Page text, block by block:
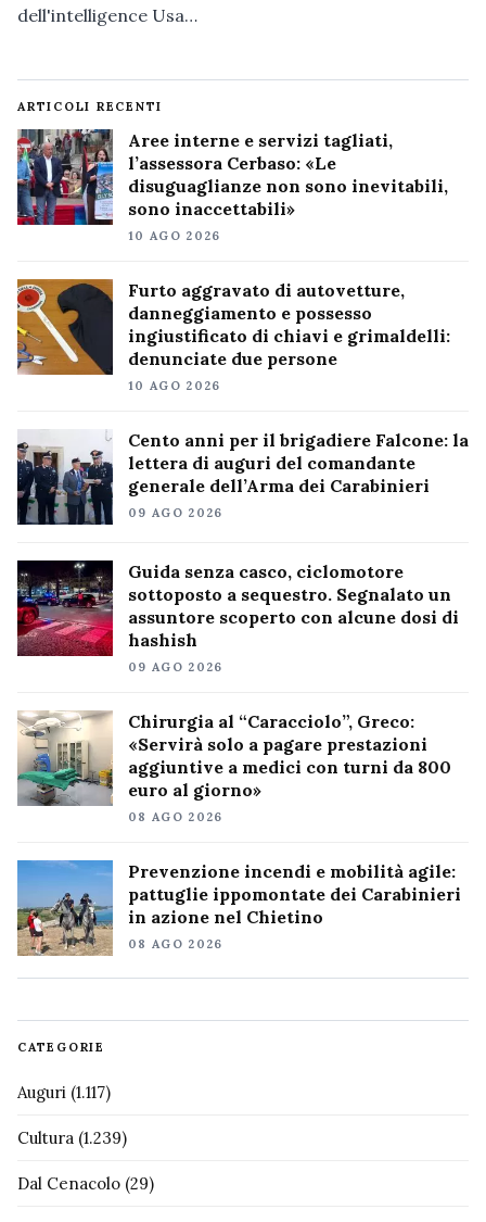
dell'intelligence Usa…
ARTICOLI RECENTI
Aree interne e servizi tagliati,
l’assessora Cerbaso: «Le
disuguaglianze non sono inevitabili,
sono inaccettabili»
10 AGO 2026
Furto aggravato di autovetture,
danneggiamento e possesso
ingiustificato di chiavi e grimaldelli:
denunciate due persone
10 AGO 2026
Cento anni per il brigadiere Falcone: la
lettera di auguri del comandante
generale dell’Arma dei Carabinieri
09 AGO 2026
Guida senza casco, ciclomotore
sottoposto a sequestro. Segnalato un
assuntore scoperto con alcune dosi di
hashish
09 AGO 2026
Chirurgia al “Caracciolo”, Greco:
«Servirà solo a pagare prestazioni
aggiuntive a medici con turni da 800
euro al giorno»
08 AGO 2026
Prevenzione incendi e mobilità agile:
pattuglie ippomontate dei Carabinieri
in azione nel Chietino
08 AGO 2026
CATEGORIE
Auguri (1.117)
Cultura (1.239)
Dal Cenacolo (29)